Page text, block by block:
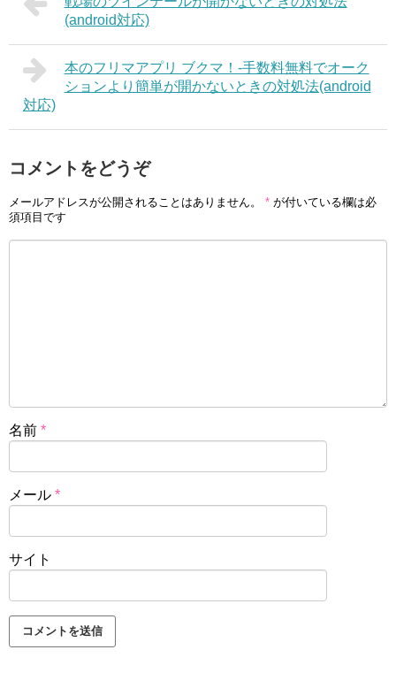
(android対応)
本のフリマアプリ ブクマ！-手数料無料でオーク
ションより簡単が開かないときの対処法(android
対応)
コメントをどうぞ
メールアドレスが公開されることはありません。 * が付いている欄は必
須項目です
名前 *
メール *
サイト